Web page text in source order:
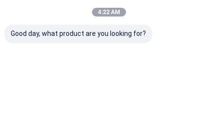
4:22 AM
Good day, what product are you looking for?